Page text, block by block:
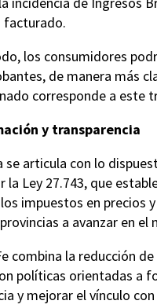
facturado.
los consumidores
de manera más
corresponde a este
y transparencia
se articula con lo
la Ley 27.743, que
impuestos en precios
a avanzar en el
combina la reducción
políticas orientadas a
y mejorar el vínculo